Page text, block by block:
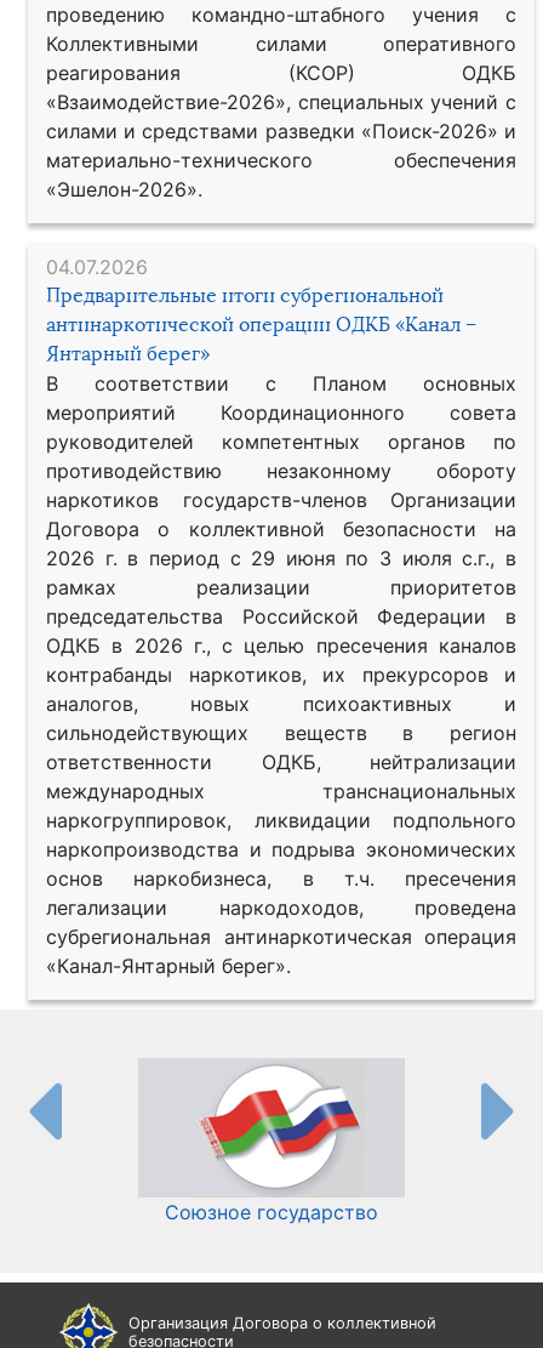
проведению командно-штабного учения с
Коллективными силами оперативного
реагирования (КСОР) ОДКБ
«Взаимодействие-2026», специальных учений с
силами и средствами разведки «Поиск-2026» и
материально-технического обеспечения
«Эшелон-2026».
04.07.2026
Предварительные итоги субрегиональной
антинаркотической операции ОДКБ «Канал –
Янтарный берег»
В соответствии с Планом основных
мероприятий Координационного совета
руководителей компетентных органов по
противодействию незаконному обороту
наркотиков государств-членов Организации
Договора о коллективной безопасности на
2026 г. в период с 29 июня по 3 июля с.г., в
рамках реализации приоритетов
председательства Российской Федерации в
ОДКБ в 2026 г., с целью пресечения каналов
контрабанды наркотиков, их прекурсоров и
аналогов, новых психоактивных и
сильнодействующих веществ в регион
ответственности ОДКБ, нейтрализации
международных транснациональных
наркогруппировок, ликвидации подпольного
наркопроизводства и подрыва экономических
основ наркобизнеса, в т.ч. пресечения
легализации наркодоходов, проведена
субрегиональная антинаркотическая операция
«Канал-Янтарный берег».
Союзное государство
Организация Договора о коллективной
безопасности